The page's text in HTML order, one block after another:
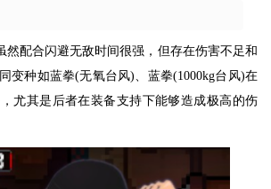
然配合闪避无敌时间很强，但存在伤害不足和
变种如蓝拳(无氧台风)、蓝拳(1000kg台风)在
尤其是后者在装备支持下能够造成极高的伤